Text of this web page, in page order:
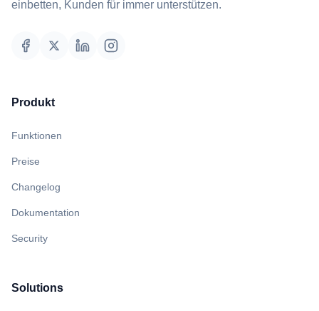
einbetten, Kunden für immer unterstützen.
Produkt
Funktionen
Preise
Changelog
Dokumentation
Security
Solutions